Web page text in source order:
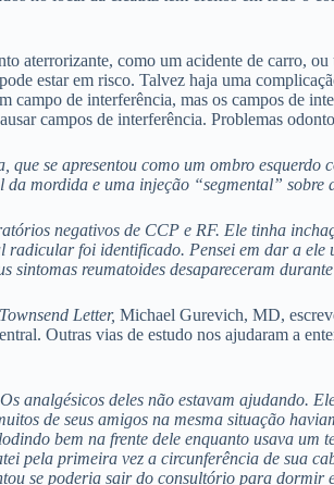
aterrorizante, como um acidente de carro,
estar em risco. Talvez haja uma
de interferência, mas os campos de
campos de interferência. Problemas
se apresentou como um ombro esquerdo
mordida e uma injeção “segmental” sobre
negativos de CCP e RF. Ele tinha
foi identificado. Pensei em dar a
reumatoides desapareceram
Townsend Letter, Michael Gurevich, MD,
Outras vias de estudo nos ajudaram a
analgésicos deles não estavam ajudando.
de seus amigos na mesma situação
bem na frente dele enquanto usava um
primeira vez a circunferência de sua
se poderia sair do consultório para